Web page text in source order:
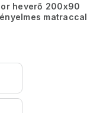
heverő 200x90
matraccal